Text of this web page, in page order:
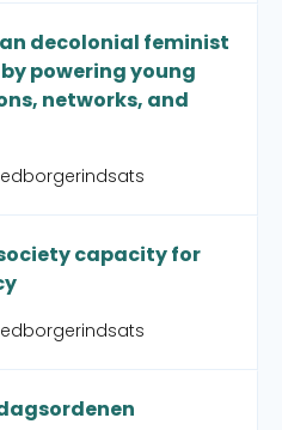
decolonial feminist
powering young
networks, and
capacity for